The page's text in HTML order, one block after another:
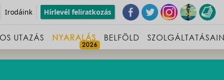
Irodáink Hírlevél feliratkozás
UTAZÁS NYARALÁS BELFÖLD